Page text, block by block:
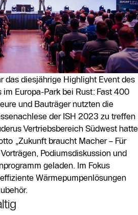
das diesjährige Highlight Event des
Europa-Park bei Rust: Fast 400
und Bauträger nutzten die
der ISH 2023 zu treffen
Vertriebsbereich Südwest hatte
„Zukunft braucht Macher – Für
Podiumsdiskussion und
geladen. Im Fokus
Wärmepumpenlösungen